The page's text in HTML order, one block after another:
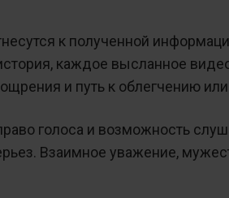
к полученной
каждое высланное
и путь к облегчению
голоса и возможность
Взаимное уважение,